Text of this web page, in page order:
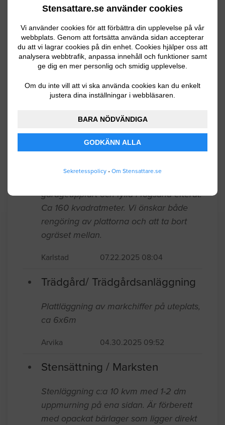
Stensattare.se använder cookies
Vi använder cookies för att förbättra din upplevelse på vår
webbplats. Genom att fortsätta använda sidan accepterar
du att vi lagrar cookies på din enhet. Cookies hjälper oss att
analysera webbtrafik, anpassa innehåll och funktioner samt
ge dig en mer personlig och smidig upplevelse.
Om du inte vill att vi ska använda cookies kan du enkelt
justera dina inställningar i webbläsaren.
BARA NÖDVÄNDIGA
GODKÄNN ALLA
Sekretesspolicy • Om Stensattare.se
Stensättning / Marksten
Avser stensättning mellan asfalterad
uppfart och häck där det idag är
gräsmatta. Området är ca 0. 9 m * 12 m
Forshaga 03.19.2026 09:41
Trädgård/ Trädgårdsanläggning
garageuppfart och fylla i fogsand efteråt.
Ca 160 kvadratmeter. Vi önskar både
rengöring av plattorna och att ta bort
ogräset mellan.
Karlstad 07.22.2025 08:04
Trädgård/ Trädgårdsanläggning
Plattläggning av markchiffer på uteplats,
ca 6x6m
Arvika 04.30.2025 09:52
Stensättning / Marksten
Stenläggning c:a 10 kvm med 1-2 dm
uppmurning på ena sidan. Är förberett
med opackat bärlager som ligger direkt